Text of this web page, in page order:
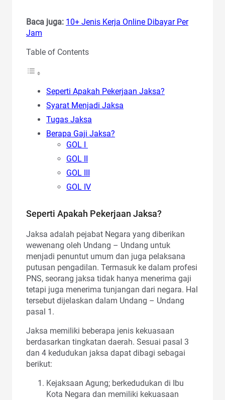
Baca juga: 10+ Jenis Kerja Online Dibayar Per
Jam
Table of Contents
Seperti Apakah Pekerjaan Jaksa?
Syarat Menjadi Jaksa
Tugas Jaksa
Berapa Gaji Jaksa?
GOL I
GOL II
GOL III
GOL IV
Seperti Apakah Pekerjaan Jaksa?
Jaksa adalah pejabat Negara yang diberikan
wewenang oleh Undang – Undang untuk
menjadi penuntut umum dan juga pelaksana
putusan pengadilan. Termasuk ke dalam profesi
PNS, seorang jaksa tidak hanya menerima gaji
tetapi juga menerima tunjangan dari negara. Hal
tersebut dijelaskan dalam Undang – Undang
pasal 1.
Jaksa memiliki beberapa jenis kekuasaan
berdasarkan tingkatan daerah. Sesuai pasal 3
dan 4 kedudukan jaksa dapat dibagi sebagai
berikut:
Kejaksaan Agung; berkedudukan di Ibu
Kota Negara dan memiliki kekuasaan